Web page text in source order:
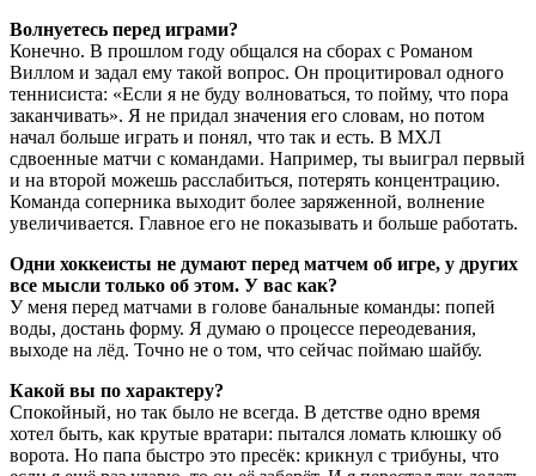
Волнуетесь перед играми?
Конечно. В прошлом году общался на сборах с Романом
Виллом и задал ему такой вопрос. Он процитировал одного
теннисиста: «Если я не буду волноваться, то пойму, что пора
заканчивать». Я не придал значения его словам, но потом
начал больше играть и понял, что так и есть. В МХЛ
сдвоенные матчи с командами. Например, ты выиграл первый
и на второй можешь расслабиться, потерять концентрацию.
Команда соперника выходит более заряженной, волнение
увеличивается. Главное его не показывать и больше работать.
Одни хоккеисты не думают перед матчем об игре, у других
все мысли только об этом. У вас как?
У меня перед матчами в голове банальные команды: попей
воды, достань форму. Я думаю о процессе переодевания,
выходе на лёд. Точно не о том, что сейчас поймаю шайбу.
Какой вы по характеру?
Спокойный, но так было не всегда. В детстве одно время
хотел быть, как крутые вратари: пытался ломать клюшку об
ворота. Но папа быстро это пресёк: крикнул с трибуны, что